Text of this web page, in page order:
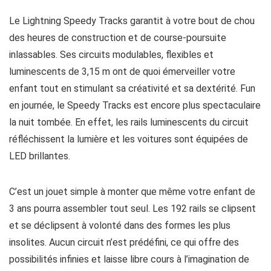
Le Lightning Speedy Tracks garantit à votre bout de chou
des heures de construction et de course-poursuite
inlassables. Ses circuits modulables, flexibles et
luminescents de 3,15 m ont de quoi émerveiller votre
enfant tout en stimulant sa créativité et sa dextérité. Fun
en journée, le Speedy Tracks est encore plus spectaculaire
la nuit tombée. En effet, les rails luminescents du circuit
réfléchissent la lumière et les voitures sont équipées de
LED brillantes.
C’est un jouet simple à monter que même votre enfant de
3 ans pourra assembler tout seul. Les 192 rails se clipsent
et se déclipsent à volonté dans des formes les plus
insolites. Aucun circuit n’est prédéfini, ce qui offre des
possibilités infinies et laisse libre cours à l’imagination de